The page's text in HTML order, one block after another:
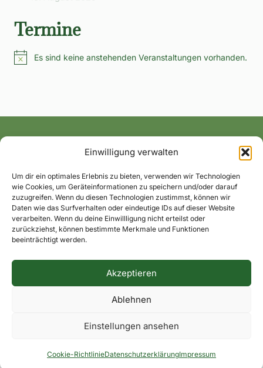
Einwilligung verwalten
Um dir ein optimales Erlebnis zu bieten, verwenden wir Technologien
wie Cookies, um Geräteinformationen zu speichern und/oder darauf
zuzugreifen. Wenn du diesen Technologien zustimmst, können wir
Daten wie das Surfverhalten oder eindeutige IDs auf dieser Website
verarbeiten. Wenn du deine Einwillligung nicht erteilst oder
zurückziehst, können bestimmte Merkmale und Funktionen
beeinträchtigt werden.
Akzeptieren
Ablehnen
Einstellungen ansehen
Cookie-RichtlinieDatenschutzerklärungImpressum
Termine
HinweisEs sind keine anstehenden Veranstaltungen vorhanden.
Alle News und Termine ins Postfach!
Impressum Datenschutzerklärung Dorfkontakte